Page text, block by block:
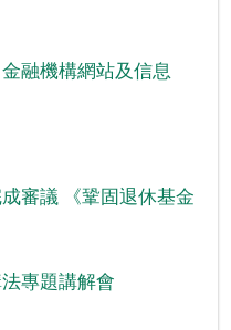
融機構網站及信息
審議 《鞏固退休基金
專題講解會